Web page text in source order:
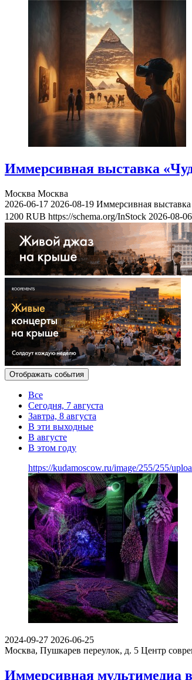
Иммерсивная выставка
Москва Москва
2026-06-17 2026-08-19 Иммерсивная выставка
1200 RUB https://schema.org/InStock 2026-08-
Отображать события
Все
Сегодня, 7 августа
Завтра, 8 августа
В эти выходные
В августе
В этом году
https://kudamoscow.ru/image/255/255/
2024-09-27 2026-06-25
Москва, Пушкарев переулок, д. 5 Центр
Иммерсивная мультимедиа